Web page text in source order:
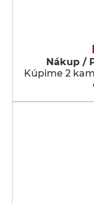
Nákup /
Kúpime 2